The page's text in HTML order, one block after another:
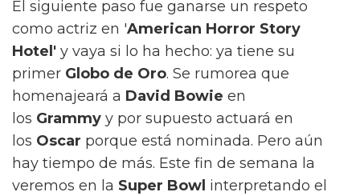
El siguiente paso fue ganarse un respeto
como actriz en 'American Horror Story
Hotel' y vaya si lo ha hecho: ya tiene su
primer Globo de Oro. Se rumorea que
homenajeará a David Bowie en
los Grammy y por supuesto actuará en
los Oscar porque está nominada. Pero aún
hay tiempo de más. Este fin de semana la
veremos en la Super Bowl interpretando el